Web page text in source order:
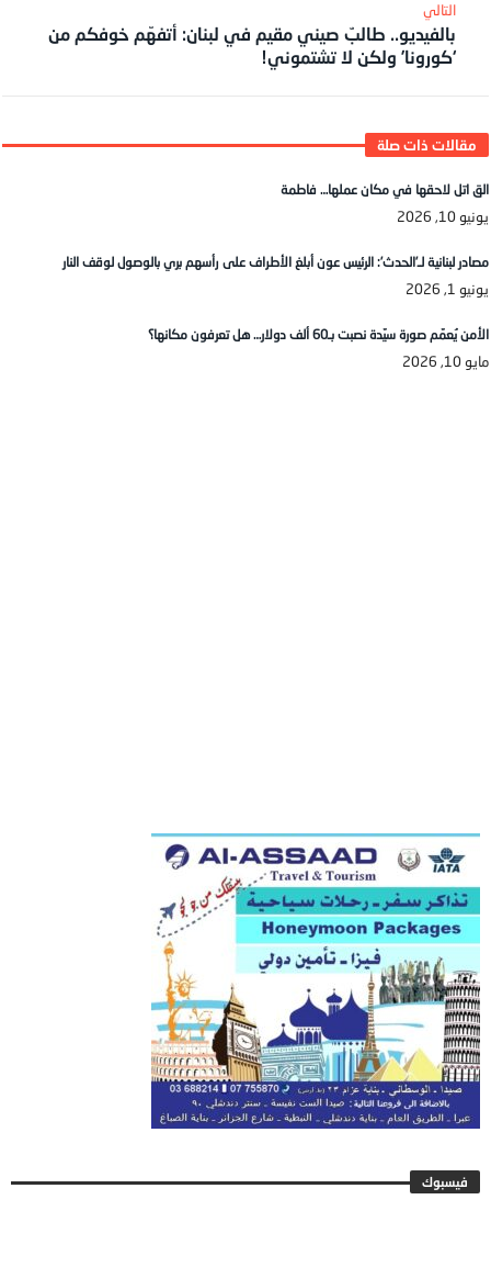
‎التالي
بالفيديو.. طالبٌ صيني مقيم في لبنان: أتفهّم خوفكم من
‘كورونا’ ولكن لا تشتموني!
الق اتل لاحقها في مكان عملها… فاطمة
يونيو 10, 2026
مصادر لبنانية لـ’الحدث’: الرئيس عون أبلغ الأطراف على رأسهم بري بالوصول لوقف النار
يونيو 1, 2026
الأمن يُعمّم صورة سيّدة نصبت بـ60 ألف دولار… هل تعرفون مكانها؟
مايو 10, 2026
فيسبوك